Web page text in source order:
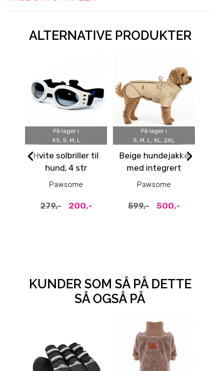
ALTERNATIVE PRODUKTER
På lager i
XS, S, M, L
Hvite solbriller til
hund, 4 str
Pawsome
279,- 200,-
På lager i
S, M, L, XL, 2XL
Beige hundejakke
med integrert
Pawsome
599,- 500,-
‹ ›
KUNDER SOM SÅ PÅ DETTE
SÅ OGSÅ PÅ